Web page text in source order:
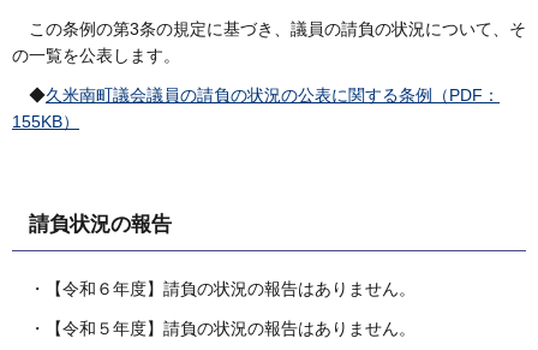
この条例の第3条の規定に基づき、議員の請負の状況について、そ
の一覧を公表します。
◆久米南町議会議員の請負の状況の公表に関する条例（PDF：
155KB）
請負状況の報告
・【令和６年度】請負の状況の報告はありません。
・【令和５年度】請負の状況の報告はありません。